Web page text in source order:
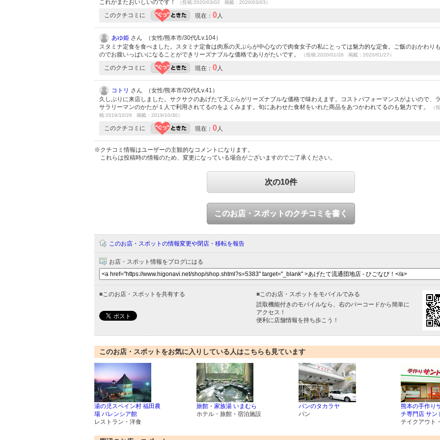
これがまたおいしいのです！
（投稿:2020/03/02 掲載：2020/03/03）
このクチコミに 現在： 0人
あゆ姫 さん （女性/熊本市/30代/Lv.104）
スタミナ定食を食べました。スタミナ定食は肉系の天ぷらが中心なので肉食女子の私にとっては魅力的な定食。ご飯のおかわり
のでお腹いっぱいになることができリーズナブルな価格でありがたいです。
（投稿:2020/01/26 掲載：2020/01/27）
このクチコミに 現在： 0人
コトリ さん （女性/熊本市/20代/Lv.41）
久しぶりに来店しました。サクサクのあげたて天ぷらがリーズナブルな価格で味わえます。コストパフォーマンスがよいので、
サラリーマンのかたが１人で利用されてるのをよくみます。旬にあわせた食材をいれた商品をあつかわれてるのも魅力です。
（投
稿:2019/10/26 掲載：2019/10/30）
このクチコミに 現在： 0人
※クチコミ情報はユーザーの主観的なコメントになります。
これらは投稿時の情報のため、変更になっている場合がございますのでご了承ください。
次の10件
このお店・スポットのクチコミを書く
このお店・スポットの情報変更や閉店・移転を報告
お店・スポット情報をブログにはる
■このお店・スポットを共有する ■このお店・スポットをモバイルでみる
読取機能付きのモバイルなら、右のバーコードから簡単に
アクセス！
便利に店舗情報を持ち歩こう！
このお店・スポットをお気に入りしている人はこちらも見ています
湯の児スペイン村 福田農
場 バレンシア館
レストラン・洋食
旅館・家族湯 いまむら
ホテル・旅館・宿泊施設
パンのタカラヤ
パン
熊本の手作り
チ専門店 サン
テイクアウト